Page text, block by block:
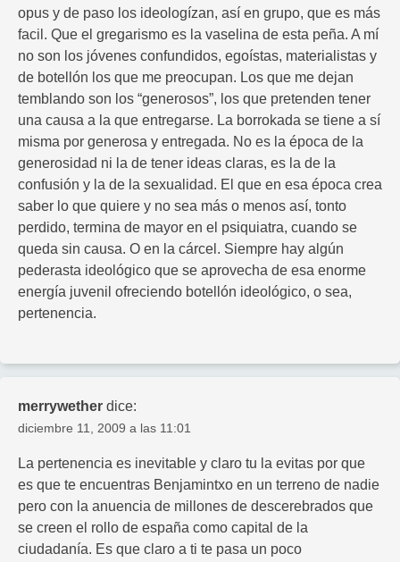
opus y de paso los ideologízan, así en grupo, que es más
facil. Que el gregarismo es la vaselina de esta peña. A mí
no son los jóvenes confundidos, egoístas, materialistas y
de botellón los que me preocupan. Los que me dejan
temblando son los “generosos”, los que pretenden tener
una causa a la que entregarse. La borrokada se tiene a sí
misma por generosa y entregada. No es la época de la
generosidad ni la de tener ideas claras, es la de la
confusión y la de la sexualidad. El que en esa época crea
saber lo que quiere y no sea más o menos así, tonto
perdido, termina de mayor en el psiquiatra, cuando se
queda sin causa. O en la cárcel. Siempre hay algún
pederasta ideológico que se aprovecha de esa enorme
energía juvenil ofreciendo botellón ideológico, o sea,
pertenencia.
merrywether dice:
diciembre 11, 2009 a las 11:01
La pertenencia es inevitable y claro tu la evitas por que
es que te encuentras Benjamintxo en un terreno de nadie
pero con la anuencia de millones de descerebrados que
se creen el rollo de españa como capital de la
ciudadanía. Es que claro a ti te pasa un poco